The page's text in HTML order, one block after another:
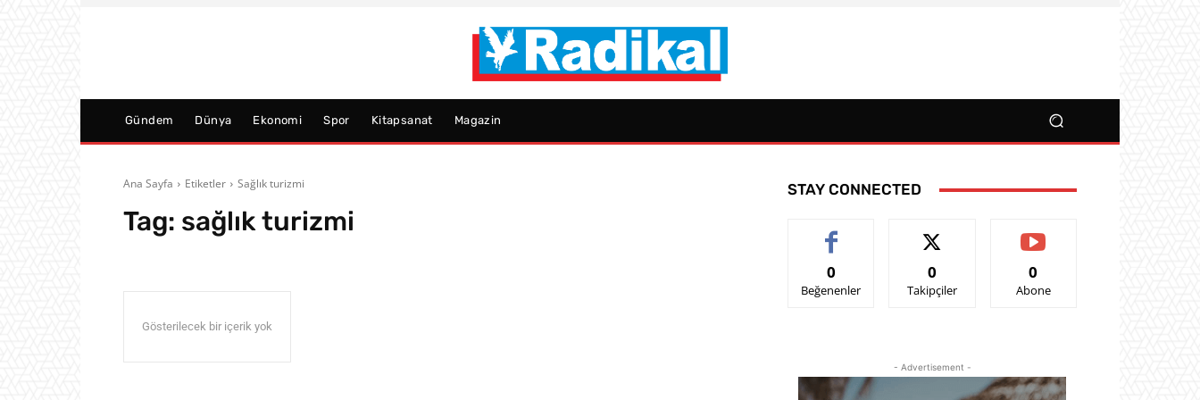
Gündem Dünya Ekonomi Spor Kitapsanat Magazin
Ana Sayfa Etiketler Sağlık turizmi
Tag: sağlık turizmi
Gösterilecek bir içerik yok
STAY CONNECTED
0
Beğenenler
0
Takipçiler
0
Abone
- Advertisement -